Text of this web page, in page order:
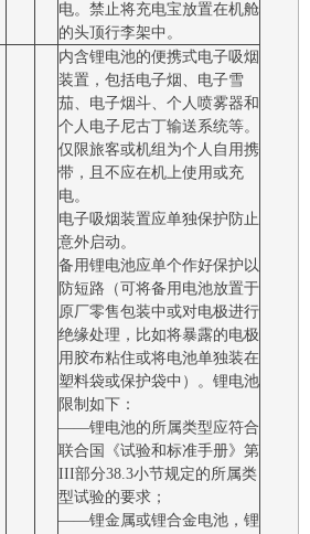
电。禁止将充电宝放置在机舱
的头顶行李架中。
内含锂电池的便携式电子吸烟
装置，包括电子烟、电子雪
茄、电子烟斗、个人喷雾器和
个人电子尼古丁输送系统等。
仅限旅客或机组为个人自用携
带，且不应在机上使用或充
电。
电子吸烟装置应单独保护防止
意外启动。
备用锂电池应单个作好保护以
防短路（可将备用电池放置于
原厂零售包装中或对电极进行
绝缘处理，比如将暴露的电极
用胶布粘住或将电池单独装在
塑料袋或保护袋中）。锂电池
限制如下：
——锂电池的所属类型应符合
联合国《试验和标准手册》第
III部分38.3小节规定的所属类
型试验的要求；
――锂金属或锂合金电池，锂